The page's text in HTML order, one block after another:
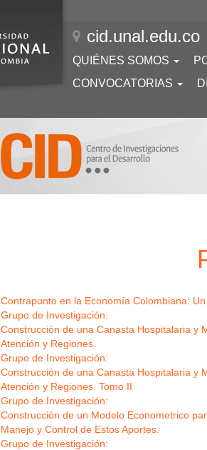
cid.unal.edu.co
Navegación
principal
QUIÉNES SOMOS
CONVOCATORIAS
Contrapunto en la Economía Colombiana:
Grupo de Investigación:
Construcción de una Canasta Hospitalaria y
Atención y Regiones.
Grupo de Investigación:
Construcción de una Canasta Hospitalaria y
Atención y Regiones. Tomo II
Grupo de Investigación:
Construcción de un Modelo Econometrico
Manejo y Control de Estos Aportes.
Grupo de Investigación: